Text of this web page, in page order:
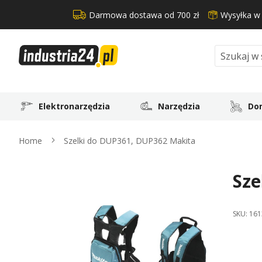
Darmowa dostawa od 700 zł Wysyłka
Search
Elektronarzędzia Narzędzia
Home Szelki do DUP361, DUP362 Makita
end
the
images
SKU: